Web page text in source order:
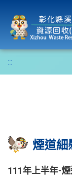
:::
煙道細
111年上半年-